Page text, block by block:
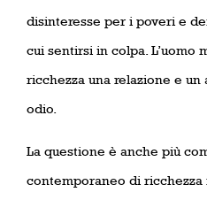
disinteresse per i poveri e
cui sentirsi in colpa. L’uomo
ricchezza una relazione e
odio.
La questione è anche più
contemporaneo di ricchezza